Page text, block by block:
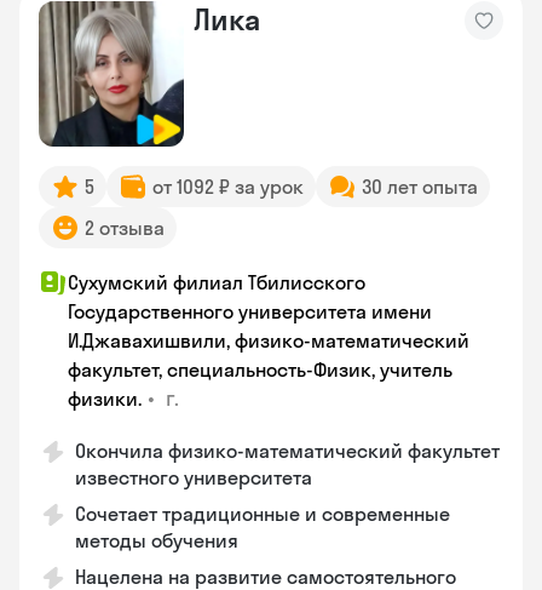
Лика
5 от 1092 ₽ за урок
30 лет опыта
2 отзыва
Сухумский филиал Тбилисского
Государственного университета имени
И.Джавахишвили, физико-математический
факультет, специальность-Физик, учитель
физики. • г.
Окончила физико-математический факультет
известного университета
Сочетает традиционные и современные
методы обучения
Нацелена на развитие самостоятельного